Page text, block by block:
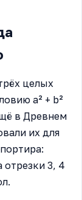
целых
a² + b²
в Древнем
их для
отрезки 3, 4